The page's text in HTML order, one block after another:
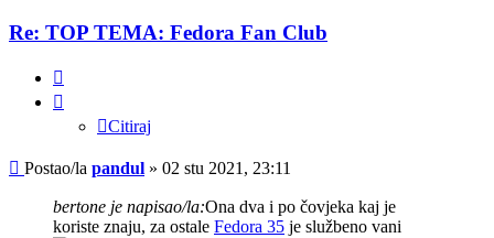
Re: TOP TEMA: Fedora Fan Club
Citiraj
Post
Postao/la pandul » 02 stu 2021, 23:11
bertone je napisao/la:Ona dva i po čovjeka kaj je
koriste znaju, za ostale Fedora 35 je službeno vani